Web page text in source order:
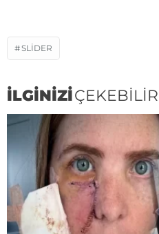
SLIDER
İLGİNİZİÇEKEBİLİR